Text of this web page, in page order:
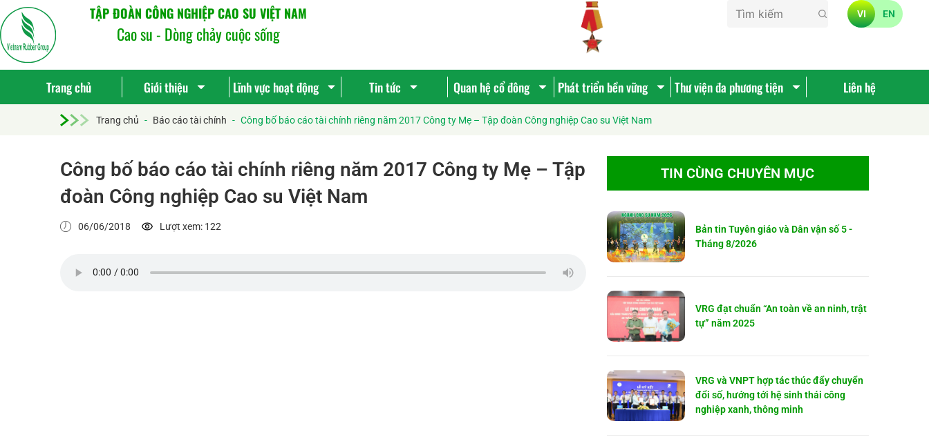
TẬP ĐOÀN CÔNG NGHIỆP CAO SU VIỆT NAM
Cao su - Dòng chảy cuộc sống
VI EN
Trang chủ Giới thiệu Lĩnh vực hoạt động Tin tức Quan hệ cổ đông Phát triển bền vững Thư viện đa phương tiện Liên hệ
Trang chủ - Báo cáo tài chính - Công bố báo cáo tài chính riêng năm 2017 Công ty Mẹ – Tập đoàn Công nghiệp Cao su Việt Nam
Công bố báo cáo tài chính riêng năm 2017 Công ty Mẹ – Tập
đoàn Công nghiệp Cao su Việt Nam
06/06/2018 Lượt xem: 122
TIN CÙNG CHUYÊN MỤC
Bản tin Tuyên giáo và Dân vận số 5 -
Tháng 8/2026
VRG đạt chuẩn “An toàn về an ninh, trật
tự” năm 2025
VRG và VNPT hợp tác thúc đẩy chuyển
đổi số, hướng tới hệ sinh thái công
nghiệp xanh, thông minh